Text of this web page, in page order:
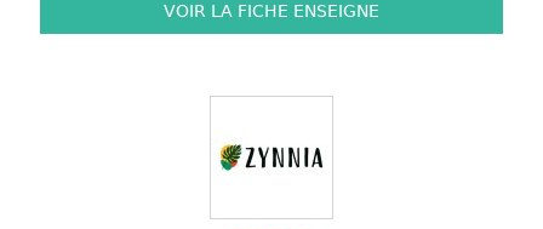
VOIR LA FICHE ENSEIGNE